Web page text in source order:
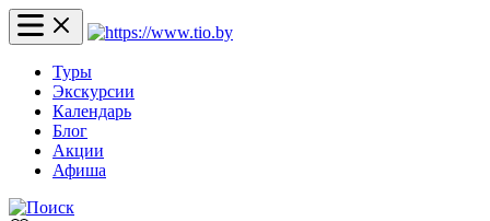
Туры
Экскурсии
Календарь
Блог
Акции
Афиша